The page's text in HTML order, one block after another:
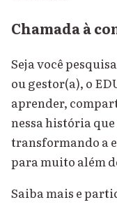
Chamada à
Seja você
ou gestor(a), o
aprender,
nessa história que
transformando a
para muito além
Saiba mais e